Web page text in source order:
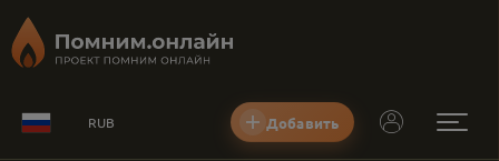
RUB Добавить